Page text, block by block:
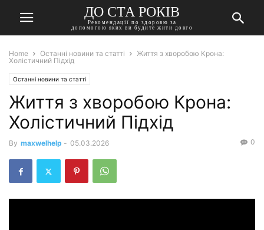
ДО СТА РОКІВ
Рекомендації по здоровю за
допомогою яких ви будите жити довго
Home Останні новини та статті
Життя з хворобою Крона:
Холістичний Підхід
Останні новини та статті
Життя з хворобою Крона:
Холістичний Підхід
By maxwelhelp - 05.03.2026 0